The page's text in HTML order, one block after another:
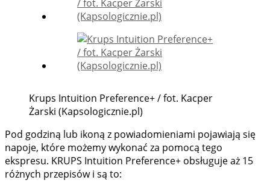
Krups Intuition Preference+ / fot. Kacper
Żarski (Kapsologicznie.pl)
Pod godziną lub ikoną z powiadomieniami pojawiają się
napoje, które możemy wykonać za pomocą tego
ekspresu. KRUPS Intuition Preference+ obsługuje aż 15
różnych przepisów i są to: